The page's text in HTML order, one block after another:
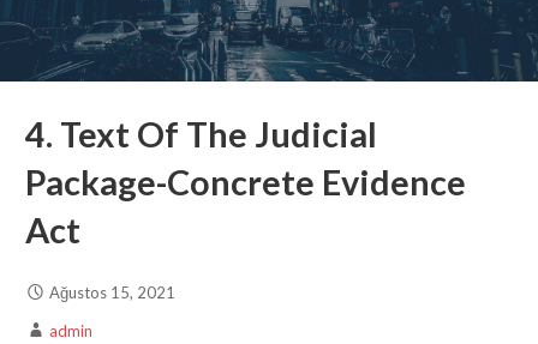
4. Text Of The Judicial
Package-Concrete Evidence
Act
Ağustos 15, 2021
admin